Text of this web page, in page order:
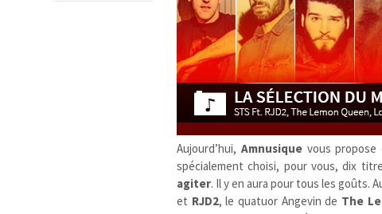
Aujourd’hui, Amnusiquevous propose
spécialement choisi, pour vous, dix
agiter. Il y en aura pour tous les goûts.
et RJD2, le quatuor Angevin de The